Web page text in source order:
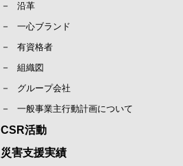
沿革
一心ブランド
有資格者
組織図
グループ会社
一般事業主行動計画について
CSR活動
災害支援実績